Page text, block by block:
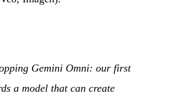
Gemini Omni: our first
a model that can create